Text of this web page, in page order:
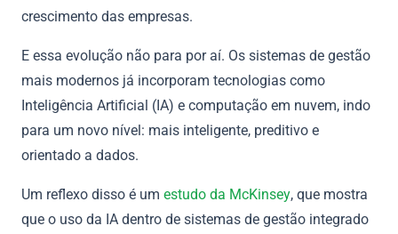
crescimento das empresas.
E essa evolução não para por aí. Os sistemas de gestão
mais modernos já incorporam tecnologias como
Inteligência Artificial (IA) e computação em nuvem, indo
para um novo nível: mais inteligente, preditivo e
orientado a dados.
Um reflexo disso é um estudo da McKinsey, que mostra
que o uso da IA dentro de sistemas de gestão integrado